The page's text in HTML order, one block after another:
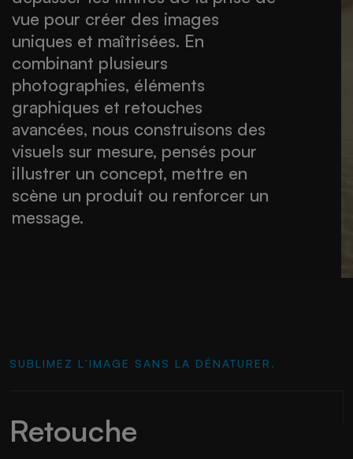
vue pour créer des images
uniques et maîtrisées. En
combinant plusieurs
photographies, éléments
graphiques et retouches
avancées, nous construisons des
visuels sur mesure, pensés pour
illustrer un concept, mettre en
scène un produit ou renforcer un
message.
SUBLIMEZ L’IMAGE SANS LA DÉNATURER.
Retouche